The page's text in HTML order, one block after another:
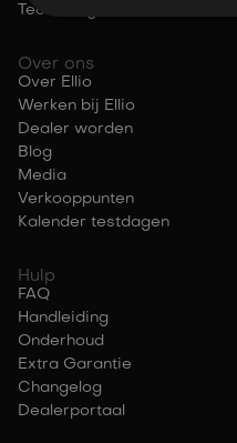
Technologie
Over ons
Over Ellio
Werken bij Ellio
Dealer worden
Blog
Media
Verkooppunten
Kalender testdagen
Hulp
FAQ
Handleiding
Onderhoud
Extra Garantie
Changelog
Dealerportaal